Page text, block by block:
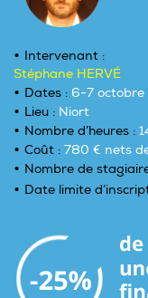
Intervenant :
Stéphane HERVÉ
Dates : 6-7
Lieu : Niort
Nombre d’heures :
Coût : 780 € nets
Nombre de
Date limite